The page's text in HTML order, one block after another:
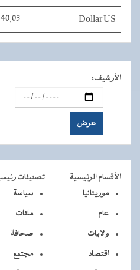
Dollar US
40,03
الأرشيف:
الأقسام الرئيسية تصنيفات
موريتانيا
عام
ولايات
اقتصاد
سياسة
ملفات
صحافة
مجتمع